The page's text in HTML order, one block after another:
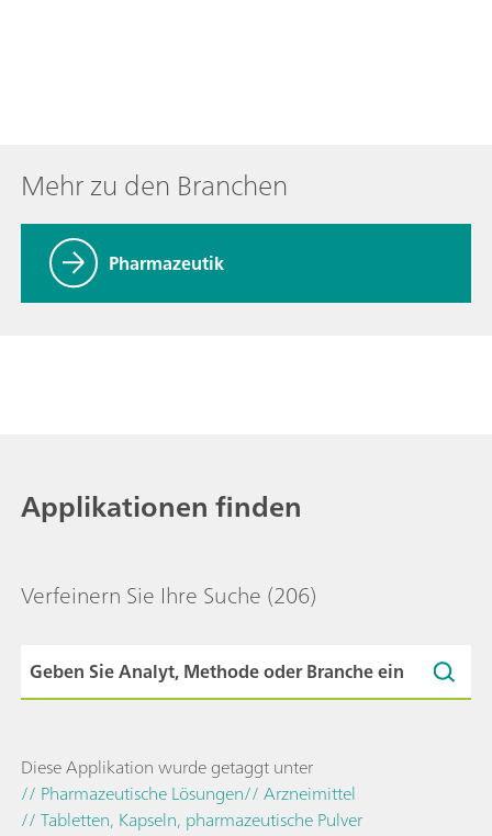
Mehr zu den Branchen
Pharmazeutik
Applikationen finden
Verfeinern Sie Ihre Suche (206)
Diese Applikation wurde getaggt unter
// Pharmazeutische Lösungen// Arzneimittel
// Tabletten, Kapseln, pharmazeutische Pulver